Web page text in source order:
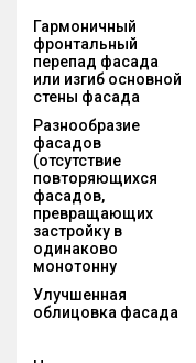
Гармоничный
фронтальный
перепад фасада
или изгиб основной
стены фасада
Разнообразие
фасадов
(отсутствие
повторяющихся
фасадов,
превращающих
застройку в
одинаково
монотонну
Улучшенная
облицовка фасада